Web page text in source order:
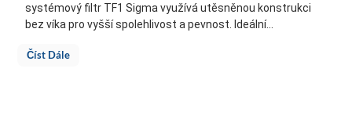
systémový filtr TF1 Sigma využívá utěsněnou konstrukci
bez víka pro vyšší spolehlivost a pevnost. Ideální...
Číst Dále